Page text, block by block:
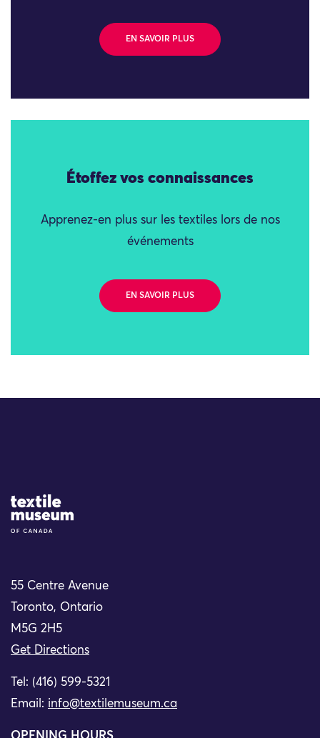
EN SAVOIR PLUS
Étoffez vos connaissances
Apprenez-en plus sur les textiles lors de nos
événements
EN SAVOIR PLUS
Site Logo
55 Centre Avenue
Toronto, Ontario
M5G 2H5
Get Directions
Tel: (416) 599-5321
Email: info@textilemuseum.ca